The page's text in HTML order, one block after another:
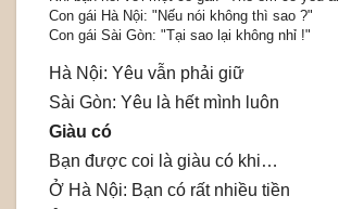
Con gái Hà Nội: "Nếu nói không thì sao ?"
Con gái Sài Gòn: "Tại sao lại không nhỉ !"
Hà Nội: Yêu vẫn phải giữ
Sài Gòn: Yêu là hết mình luôn
Giàu có
Bạn được coi là giàu có khi…
Ở Hà Nội: Bạn có rất nhiều tiền